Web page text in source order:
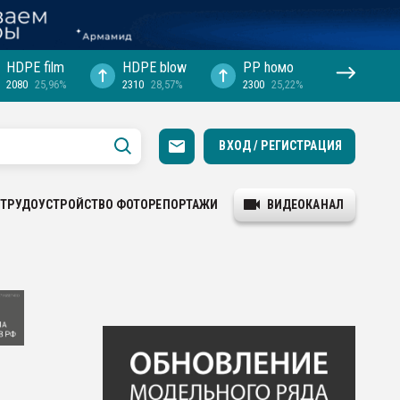
HDPE film
2080 25,96%
HDPE blow
2310 28,57%
PP hомо
2300 25,22%
ВХОД / РЕГИСТРАЦИЯ
ТРУДОУСТРОЙСТВО ФОТОРЕПОРТАЖИ ВИДЕОКАНАЛ